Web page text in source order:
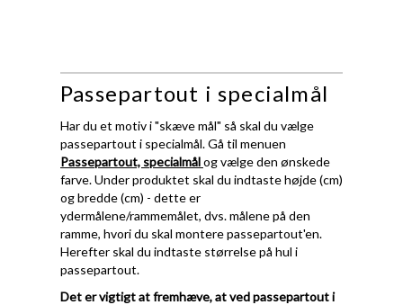
Passepartout i specialmål
Har du et motiv i "skæve mål" så skal du vælge
passepartout i specialmål. Gå til menuen
Passepartout, specialmålog vælge den ønskede
farve. Under produktet skal du indtaste højde (cm)
og bredde (cm) - dette er
ydermålene/rammemålet, dvs. målene på den
ramme, hvori du skal montere passepartout'en.
Herefter skal du indtaste størrelse på hul i
passepartout.
Det er vigtigt at fremhæve, at ved passepartout i